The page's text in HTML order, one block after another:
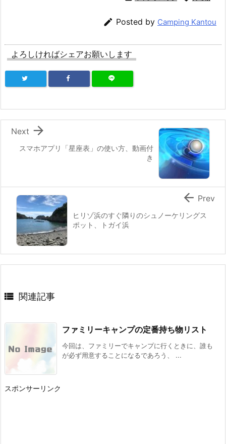
 Posted by Camping Kantou
よろしければシェアお願いします
スマホアプリ「星座表」の使い方、動画付
き

Next
ヒリゾ浜のすぐ隣りのシュノーケリングス
ポット、トガイ浜
 Prev
 関連記事
ファミリーキャンプの定番持ち物リスト
今回は、ファミリーでキャンプに行くときに、誰も
が必ず用意することになるであろう、 ...
スポンサーリンク